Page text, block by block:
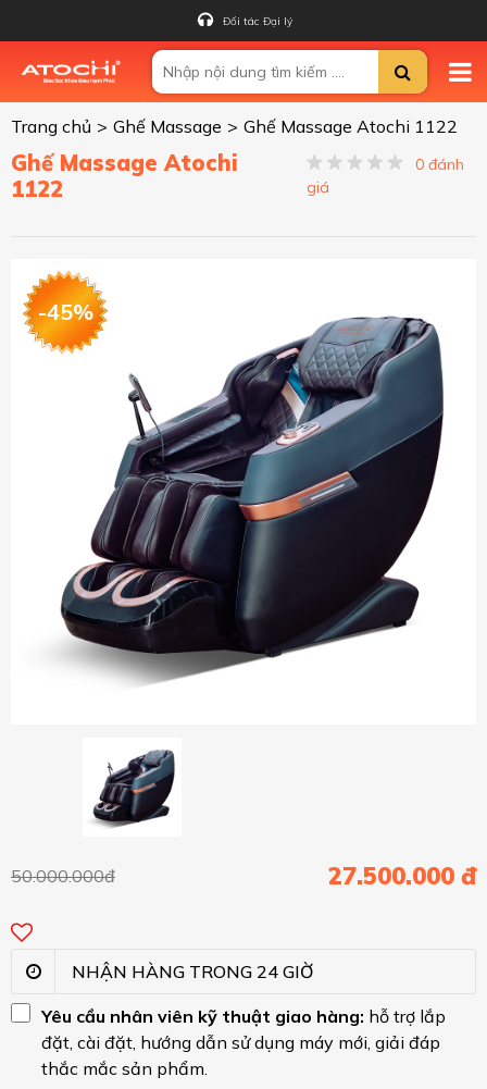
Đối tác Đại lý
Trang chủ > Ghế Massage > Ghế Massage Atochi 1122
Ghế Massage Atochi
1122
0 đánh
giá
-45%
50.000.000đ 27.500.000 đ
NHẬN HÀNG TRONG 24 GIỜ
Yêu cầu nhân viên kỹ thuật giao hàng: hỗ trợ lắp
đặt, cài đặt, hướng dẫn sử dụng máy mới, giải đáp
thắc mắc sản phẩm.